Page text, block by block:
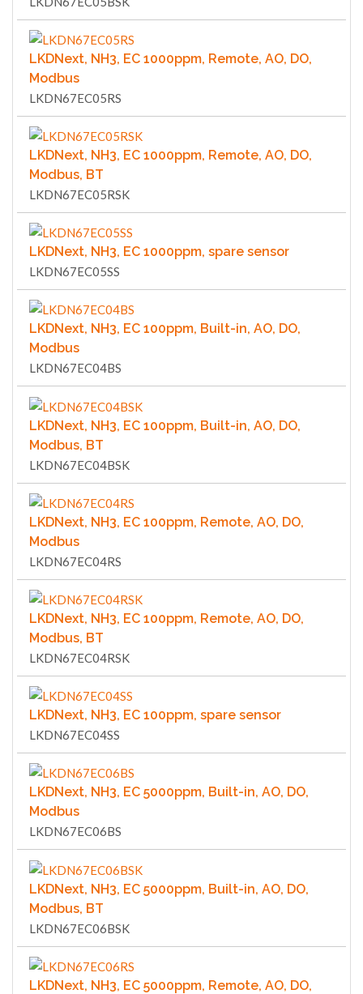
LKDNext, NH3, EC 1000ppm, Remote, AO, DO,
Modbus
LKDN67EC05RS
LKDNext, NH3, EC 1000ppm, Remote, AO, DO,
Modbus, BT
LKDN67EC05RSK
LKDNext, NH3, EC 1000ppm, spare sensor
LKDN67EC05SS
LKDNext, NH3, EC 100ppm, Built-in, AO, DO,
Modbus
LKDN67EC04BS
LKDNext, NH3, EC 100ppm, Built-in, AO, DO,
Modbus, BT
LKDN67EC04BSK
LKDNext, NH3, EC 100ppm, Remote, AO, DO,
Modbus
LKDN67EC04RS
LKDNext, NH3, EC 100ppm, Remote, AO, DO,
Modbus, BT
LKDN67EC04RSK
LKDNext, NH3, EC 100ppm, spare sensor
LKDN67EC04SS
LKDNext, NH3, EC 5000ppm, Built-in, AO, DO,
Modbus
LKDN67EC06BS
LKDNext, NH3, EC 5000ppm, Built-in, AO, DO,
Modbus, BT
LKDN67EC06BSK
LKDNext, NH3, EC 5000ppm, Remote, AO, DO,